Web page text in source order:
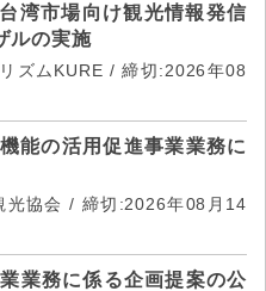
湾市場向け観光情報発信
ルの実施
ズムKURE / 締切:2026年08
能の活用促進事業業務に
光協会 / 締切:2026年08月14
業務に係る企画提案の公